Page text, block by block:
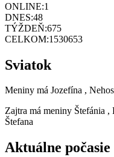
ONLINE:1
DNES:48
TÝŽDEŇ:675
CELKOM:1530653
Sviatok
Meniny má Jozefína ,
Zajtra má meniny Štefánia ,
Štefana
Aktuálne počasie